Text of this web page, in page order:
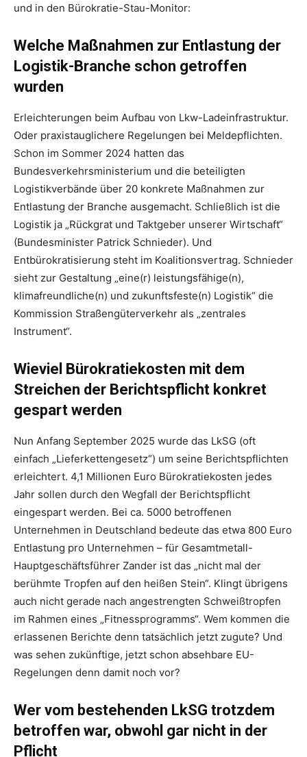
und in den Bürokratie-Stau-Monitor:
Welche Maßnahmen zur Entlastung der
Logistik-Branche schon getroffen
wurden
Erleichterungen beim Aufbau von Lkw-Ladeinfrastruktur.
Oder praxistauglichere Regelungen bei Meldepflichten.
Schon im Sommer 2024 hatten das
Bundesverkehrsministerium und die beteiligten
Logistikverbände über 20 konkrete Maßnahmen zur
Entlastung der Branche ausgemacht. Schließlich ist die
Logistik ja „Rückgrat und Taktgeber unserer Wirtschaft“
(Bundesminister Patrick Schnieder). Und
Entbürokratisierung steht im Koalitionsvertrag. Schnieder
sieht zur Gestaltung „eine(r) leistungsfähige(n),
klimafreundliche(n) und zukunftsfeste(n) Logistik“ die
Kommission Straßengüterverkehr als „zentrales
Instrument“.
Wieviel Bürokratiekosten mit dem
Streichen der Berichtspflicht konkret
gespart werden
Nun Anfang September 2025 wurde das LkSG (oft
einfach „Lieferkettengesetz“) um seine Berichtspflichten
erleichtert. 4,1 Millionen Euro Bürokratiekosten jedes
Jahr sollen durch den Wegfall der Berichtspflicht
eingespart werden. Bei ca. 5000 betroffenen
Unternehmen in Deutschland bedeute das etwa 800 Euro
Entlastung pro Unternehmen – für Gesamtmetall-
Hauptgeschäftsführer Zander ist das „nicht mal der
berühmte Tropfen auf den heißen Stein“. Klingt übrigens
auch nicht gerade nach angestrengten Schweißtropfen
im Rahmen eines „Fitnessprogramms“. Wem kommen die
erlassenen Berichte denn tatsächlich jetzt zugute? Und
was sehen zukünftige, jetzt schon absehbare EU-
Regelungen denn damit noch vor?
Wer vom bestehenden LkSG trotzdem
betroffen war, obwohl gar nicht in der
Pflicht